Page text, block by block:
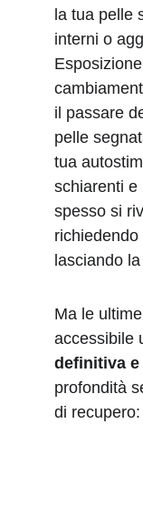
la tua pelle
interni o
il passare
pelle
tua
schiarenti e
spesso si
lasciando
Ma le
accessibile
definitiva
profondità
di